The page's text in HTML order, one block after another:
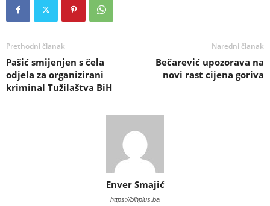
Prethodni članak
Pašić smijenjen s čela
odjela za organizirani
kriminal Tužilaštva BiH
Naredni članak
Bečarević upozorava na
novi rast cijena goriva
Enver Smajić
https://bihplus.ba